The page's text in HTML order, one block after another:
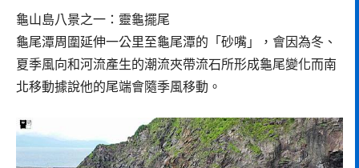
龜山島八景之一：靈龜擺尾
龜尾潭周圍延伸一公里至龜尾潭的「砂嘴」，會因為冬、
夏季風向和河流產生的潮流夾帶流石所形成龜尾變化而南
北移動據說他的尾端會隨季風移動。